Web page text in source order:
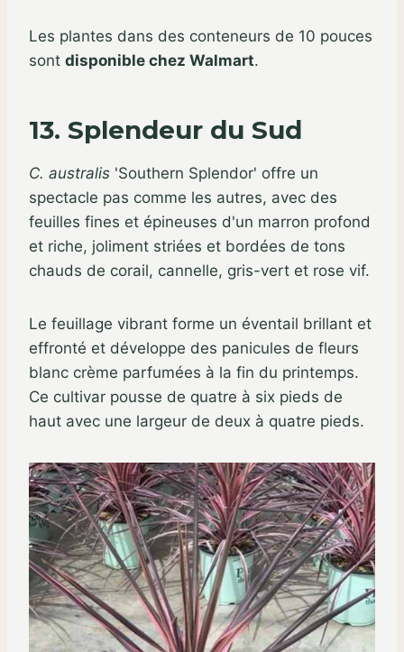
Les plantes dans des conteneurs de 10 pouces
sont disponible chez Walmart.
13. Splendeur du Sud
C. australis 'Southern Splendor' offre un
spectacle pas comme les autres, avec des
feuilles fines et épineuses d'un marron profond
et riche, joliment striées et bordées de tons
chauds de corail, cannelle, gris-vert et rose vif.
Le feuillage vibrant forme un éventail brillant et
effronté et développe des panicules de fleurs
blanc crème parfumées à la fin du printemps.
Ce cultivar pousse de quatre à six pieds de
haut avec une largeur de deux à quatre pieds.